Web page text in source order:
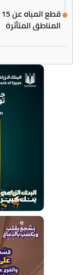
المناطق المتأثرة